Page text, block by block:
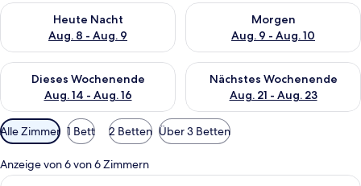
Heute Nacht
Aug. 8 - Aug. 9
Überprüfe die Verfügbarkeit für heute Nacht, Aug. 8 - Aug. 9.
Morgen
Aug. 9 - Aug. 10
Überprüfe die Verfügbarkeit
Dieses Wochenende
Aug. 14 - Aug. 16
Überprüfe die Verfügbarkeit für dieses Wochenende, Aug. 14
Nächstes Wochenende
Aug. 21 - Aug. 23
Überprüfe die Verfügbarkeit
Verfügbare
Filter
für
Zimmer
Alle Zimmer 1 Bett 2 Betten Über 3 Betten
Anzeige von 6 von 6 Zimmern
Bügeleisen/Bügelbrett, kostenloses